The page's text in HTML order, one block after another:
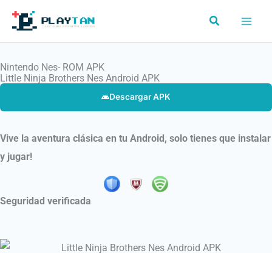
contenido
Buscar
Nintendo Nes- ROM APK
Little Ninja Brothers Nes Android APK
Descargar APK
Vive la aventura clásica en tu Android, solo tienes que instalar
y jugar!
Seguridad verificada